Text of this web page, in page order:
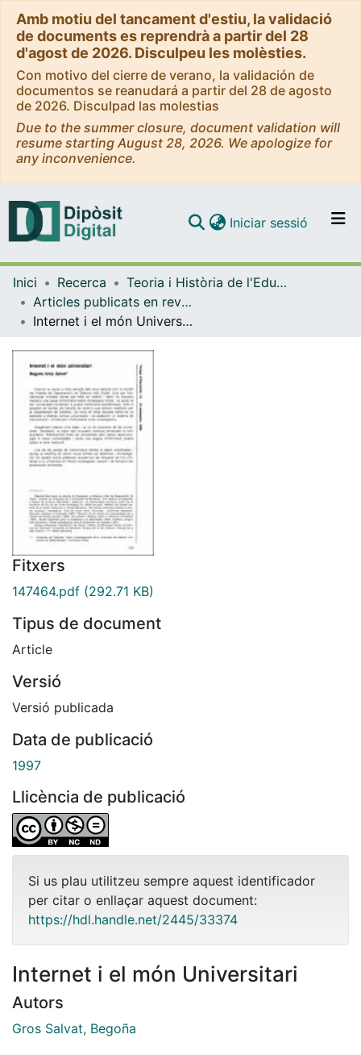
Amb motiu del tancament d'estiu, la validació
de documents es reprendrà a partir del 28
d'agost de 2026. Disculpeu les molèsties.
Con motivo del cierre de verano, la validación de
documentos se reanudará a partir del 28 de agosto
de 2026. Disculpad las molestias
Due to the summer closure, document validation will
resume starting August 28, 2026. We apologize for
any inconvenience.
Navega per tot el DD
Iniciar sessió (current)
Inici Recerca
Teoria i Història de l'Educació
Articles publicats en revistes (Teoria i Història de l'Educació)
Internet i el món Universitari
Fitxers
147464.pdf (292.71 KB)
Tipus de document
Article
Versió
Versió publicada
Data de publicació
1997
Llicència de publicació
Si us plau utilitzeu sempre aquest identificador
per citar o enllaçar aquest document:
https://hdl.handle.net/2445/33374
Internet i el món Universitari
Autors
Gros Salvat, Begoña